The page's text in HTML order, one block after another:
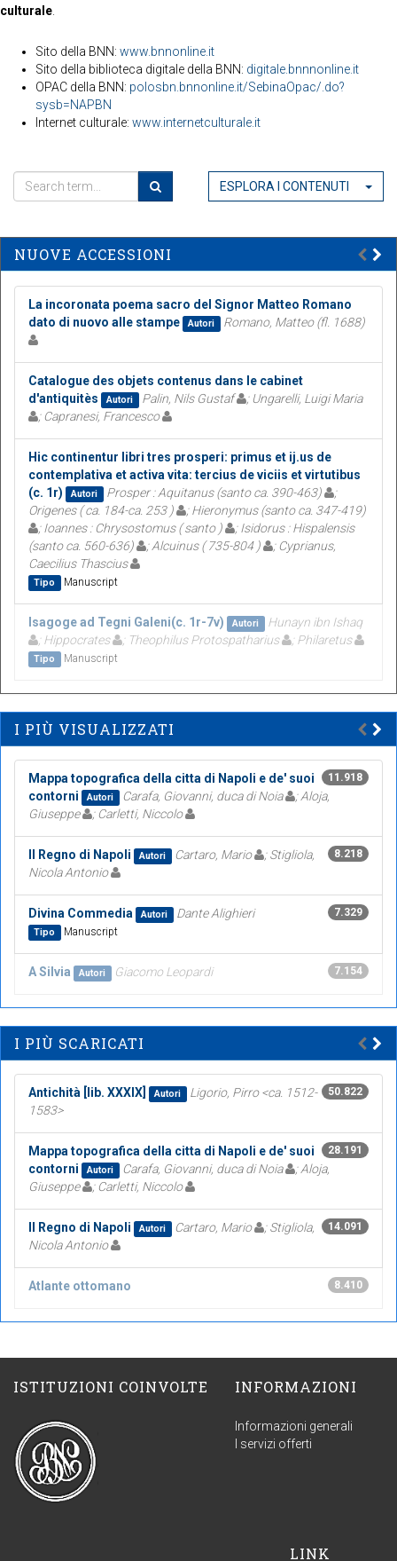
culturale
Sito della BNN: www.bnnonline.it
Sito della biblioteca digitale della BNN: digitale.bnnnonline.it
OPAC della BNN: polosbn.bnnonline.it/SebinaOpac/.do?
sysb=NAPBN
Internet culturale: www.internetculturale.it
ESPLORA I CONTENUTI
NUOVE ACCESSIONI
La incoronata poema sacro del Signor Matteo Romano
dato di nuovo alle stampe
Autori Romano, Matteo (fl. 1688)
Catalogue des objets contenus dans le cabinet
d'antiquitès
Autori Palin, Nils Gustaf
; Ungarelli, Luigi Maria
; Capranesi, Francesco
Hic continentur libri tres prosperi: primus et ij.us de
contemplativa et activa vita: tercius de viciis et virtutibus
(c. 1r)
Autori Prosper : Aquitanus (santo ca. 390-463)
;
Origenes ( ca. 184-ca. 253 )
; Hieronymus (santo ca. 347-419)
; Ioannes : Chrysostomus ( santo )
; Isidorus : Hispalensis
(santo ca. 560-636)
; Alcuinus ( 735-804 )
; Cyprianus,
Caecilius Thascius
Tipo Manuscript
Isagoge ad Tegni Galeni(c. 1r-7v) Autori
Hunayn ibn Ishaq
; Hippocrates
; Theophilus Protospatharius ; Philaretus
Tipo Manuscript
I PIÙ VISUALIZZATI
11.918
Mappa topografica della citta di Napoli e de' suoi
contorni
Autori Carafa, Giovanni, duca di Noia
; Aloja,
Giuseppe
; Carletti, Niccolo
8.218
Il Regno di Napoli Autori Cartaro, Mario
; Stigliola,
Nicola Antonio
7.329
Divina Commedia Autori Dante Alighieri
Tipo Manuscript
7.154
A Silvia Autori Giacomo Leopardi
I PIÙ SCARICATI
50.822
Antichità [lib. XXXIX] Autori
Ligorio, Pirro <ca. 1512-
1583>
28.191
Mappa topografica della citta di Napoli e de' suoi
contorni
Autori Carafa, Giovanni, duca di Noia
; Aloja,
Giuseppe
; Carletti, Niccolo
14.091
Il Regno di Napoli Autori Cartaro, Mario
; Stigliola,
Nicola Antonio
8.410
Atlante ottomano
ISTITUZIONI COINVOLTE INFORMAZIONI
Informazioni generali
I servizi offerti
LINK